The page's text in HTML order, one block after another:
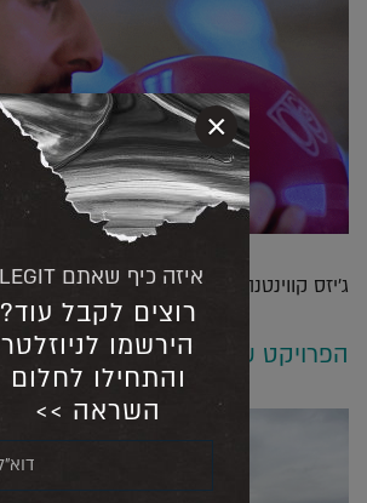
ג'יזס קווינטנה אולמייטי
הפרויקט שעוד לא תכננתי
איזה כיף שאתם LEGIT!
רוצים לקבל עוד?
הירשמו לניוזלטר
והתחילו לחלום
השראה >>
×